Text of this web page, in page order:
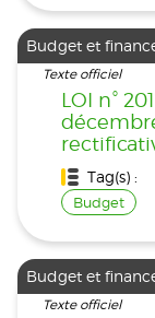
Budget et
Texte officiel
LOI n°
Tag(s) :
Budget
Budget et
Texte officiel